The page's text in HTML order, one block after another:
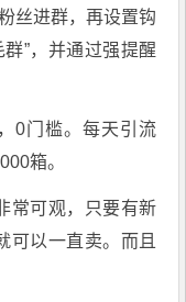
丝进群，再设置钩
”，并通过强提醒
0门槛。每天引流
箱。
常可观，只要有新
可以一直卖。而且